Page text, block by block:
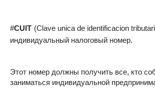
#CUIT (Clave unica de identificacion
индивидуальный налоговый номер.
Этот номер должны получить все, кто
заниматься индивидуальной